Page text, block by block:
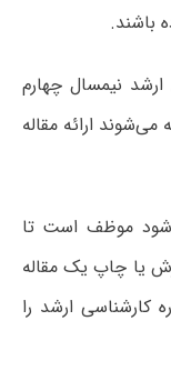
باشند.
نیمسال چهارم
ارائه مقاله
شود موظف است تا
یا چاپ یک مقاله
کارشناسی ارشد را